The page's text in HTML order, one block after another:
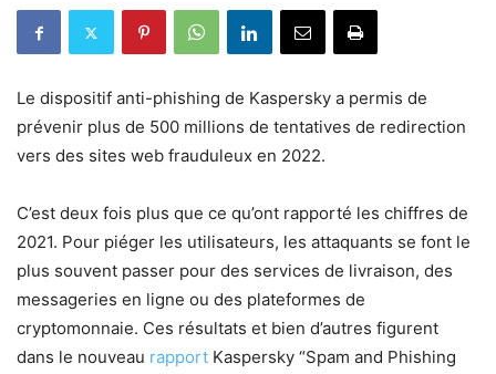
Le dispositif anti-phishing de Kaspersky a permis de
prévenir plus de 500 millions de tentatives de redirection
vers des sites web frauduleux en 2022.
C’est deux fois plus que ce qu’ont rapporté les chiffres de
2021. Pour piéger les utilisateurs, les attaquants se font le
plus souvent passer pour des services de livraison, des
messageries en ligne ou des plateformes de
cryptomonnaie. Ces résultats et bien d’autres figurent
dans le nouveau rapport Kaspersky “Spam and Phishing